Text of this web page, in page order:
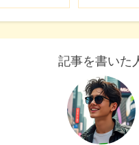
記事を書いた